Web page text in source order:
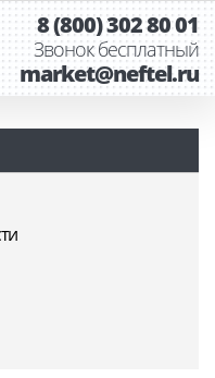
8 (800) 302 80 01
Звонок бесплатный
market@neftel.ru